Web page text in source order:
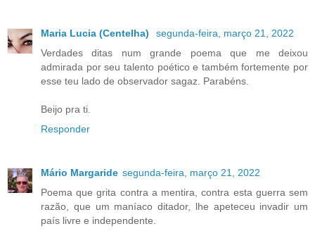
Maria Lucia (Centelha)
segunda-feira, março 21, 2022
Verdades ditas num grande poema que me deixou
admirada por seu talento poético e também fortemente por
esse teu lado de observador sagaz. Parabéns.
Beijo pra ti.
Responder
Mário Margaride segunda-feira, março 21, 2022
Poema que grita contra a mentira, contra esta guerra sem
razão, que um maníaco ditador, lhe apeteceu invadir um
país livre e independente.